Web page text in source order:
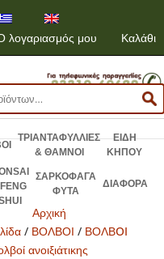
λογαριασμός μου
Καλάθι
ΤΡΙΑΝΤΑΦΥΛΛΙΕΣ
& ΘΑΜΝΟΙ
ΕΙΔΗ
ΚΗΠΟΥ
ΣΑΡΚΟΦΑΓΑ
ΦΥΤΑ
ΔΙΑΦΟΡΑ
Αρχική
/ ΒΟΛΒΟΙ / ΒΟΛΒOI
ανοιξιάτικης